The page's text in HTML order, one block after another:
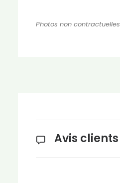
Photos non contractuelles
Avis clients